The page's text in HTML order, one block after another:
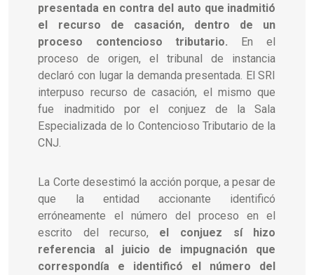
presentada en contra del auto que inadmitió
el recurso de casación, dentro de un
proceso contencioso tributario. En el
proceso de origen, el tribunal de instancia
declaró con lugar la demanda presentada. El SRI
interpuso recurso de casación, el mismo que
fue inadmitido por el conjuez de la Sala
Especializada de lo Contencioso Tributario de la
CNJ.
La Corte desestimó la acción porque, a pesar de
que la entidad accionante identificó
erróneamente el número del proceso en el
escrito del recurso, el conjuez sí hizo
referencia al juicio de impugnación que
correspondía e identificó el número del